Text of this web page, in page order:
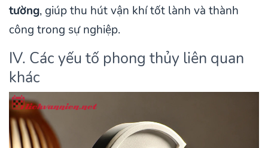
tường, giúp thu hút vận khí tốt lành và thành
công trong sự nghiệp.
IV. Các yếu tố phong thủy liên quan
khác